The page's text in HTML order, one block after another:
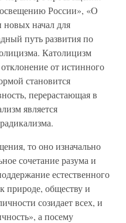
России», «О
новых начал для
путь развития по
Католицизм
от истинного
становится
перерастающая в
является
то оно изначально
сочетание разума и
естественного
природе, обществу и
созидает всех, и
а посему